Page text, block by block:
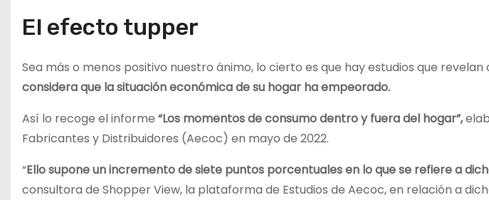
El efecto tupper
Sea más o menos positivo nuestro ánimo, lo cierto es que hay estudios que revelan
considera que la situación económica de su hogar ha empeorado.
Así lo recoge el informe “Los momentos de consumo dentro y fuera del hogar”,
Fabricantes y Distribuidores (Aecoc) en mayo de 2022.
“Ello supone un incremento de siete puntos porcentuales en lo que se refiere a
consultora de Shopper View, la plataforma de Estudios de Aecoc, en relación a